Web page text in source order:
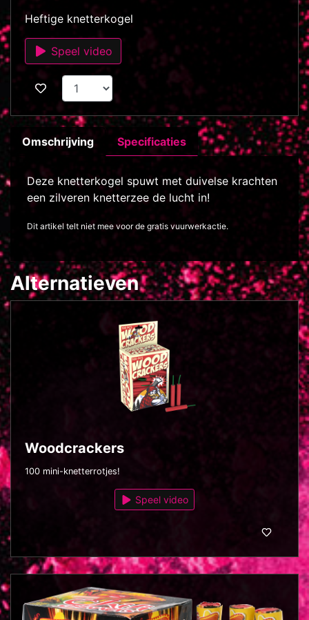
Heftige knetterkogel
Speel video
Omschrijving Specificaties
Deze knetterkogel spuwt met duivelse krachten
een zilveren knetterzee de lucht in!
Dit artikel telt niet mee voor de gratis vuurwerkactie.
Alternatieven
Woodcrackers
100 mini-knetterrotjes!
Speel video